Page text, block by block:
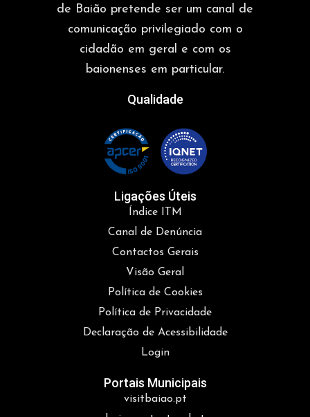
de Baião pretende ser um canal de
comunicação privilegiado com o
cidadão em geral e com os
baionenses em particular.
Qualidade
Ligações Úteis
Índice ITM
Canal de Denúncia
Contactos Gerais
Visão Geral
Política de Cookies
Política de Privacidade
Declaração de Acessibilidade
Login
Portais Municipais
visitbaiao.pt